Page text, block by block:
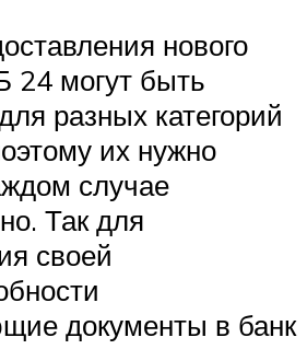
нового
24 могут быть
разных категорий
их нужно
случае
Так для
своей
документы в банк